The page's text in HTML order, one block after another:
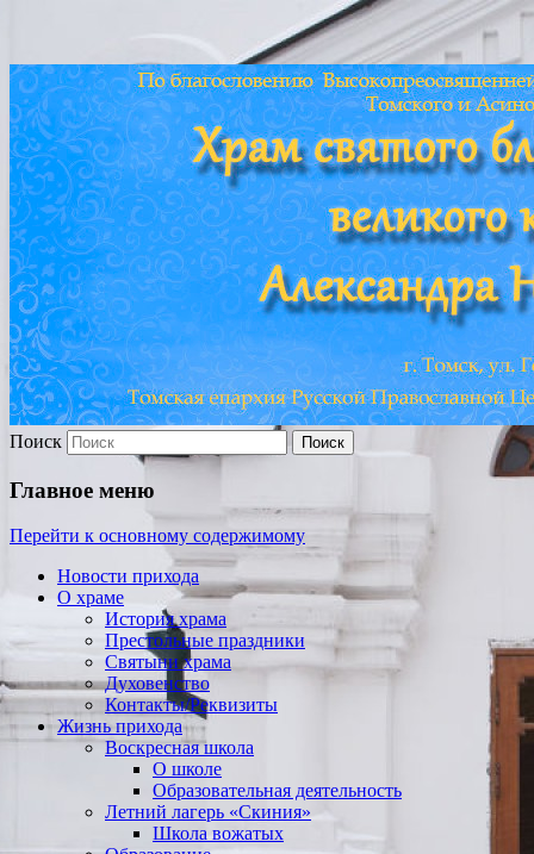
Храм св. Александра
Невского г. Томска
Поиск
Главное меню
Перейти к основному содержимому
Новости прихода
О храме
История храма
Престольные праздники
Святыни храма
Духовенство
Контакты/Реквизиты
Жизнь прихода
Воскресная школа
О школе
Образовательная деятельность
Летний лагерь «Скиния»
Школа вожатых